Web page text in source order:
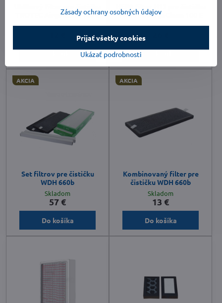
TROTEC AirgoClean 100 E
Skladom
TROTEC AirgoClean 100 E
Skladom
AKCIA
Set filtrov pre čističku
WDH 660b
Skladom
57 €
Do košíka
AKCIA
Kombinovaný filter pre
čističku WDH 660b
Skladom
13 €
Do košíka
Zásady ochrany osobných údajov
Ukázať podrobnosti
Prijať všetky cookies